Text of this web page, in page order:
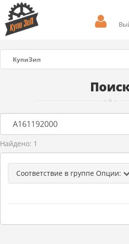
КупиЗип
Найдено: 1
Соответствие в группе Опции: